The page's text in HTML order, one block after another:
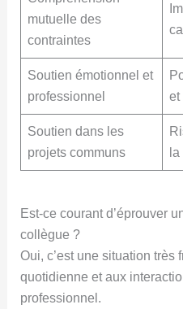
mutuelle des
contraintes
Soutien émotionnel et
professionnel
et
Soutien dans les
projets communs
Est-ce courant d’éprouver
collègue ?
Oui, c’est une situation très
quotidienne et aux
professionnel.